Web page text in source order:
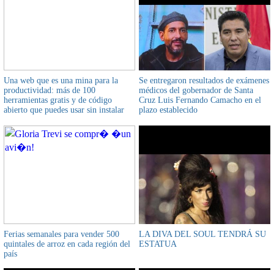
Una web que es una mina para la
productividad: más de 100
herramientas gratis y de código
abierto que puedes usar sin instalar
Se entregaron resultados de exámenes
médicos del gobernador de Santa
Cruz Luis Fernando Camacho en el
plazo establecido
Ferias semanales para vender 500
quintales de arroz en cada región del
país
LA DIVA DEL SOUL TENDRÁ SU
ESTATUA